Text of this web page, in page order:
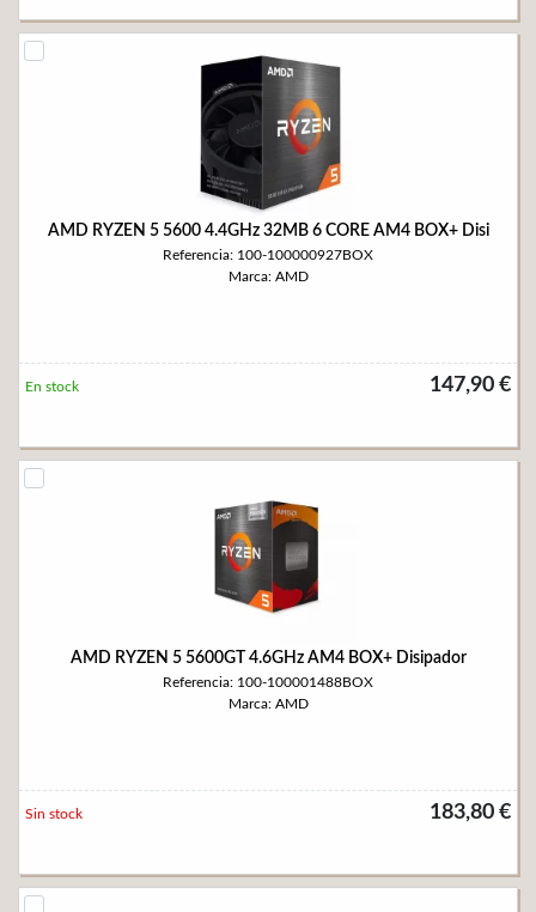
AMD RYZEN 5 5600 4.4GHz 32MB 6 CORE AM4 BOX+ Disi
Referencia: 100-100000927BOX
Marca: AMD
147,90 €
En stock
AMD RYZEN 5 5600GT 4.6GHz AM4 BOX+ Disipador
Referencia: 100-100001488BOX
Marca: AMD
183,80 €
Sin stock